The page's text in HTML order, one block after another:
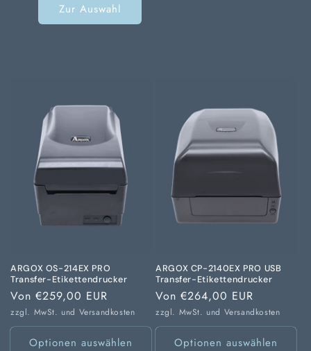
Zur Auswahl
ARGOX OS-214EX PRO
Transfer-Etikettendrucker
Normaler
Preis
Von €259,00 EUR
zzgl. MwSt. und Versandkosten
Optionen auswählen
ARGOX CP-2140EX PRO USB
Transfer-Etikettendrucker
Normaler
Preis
Von €264,00 EUR
zzgl. MwSt. und Versandkosten
Optionen auswählen